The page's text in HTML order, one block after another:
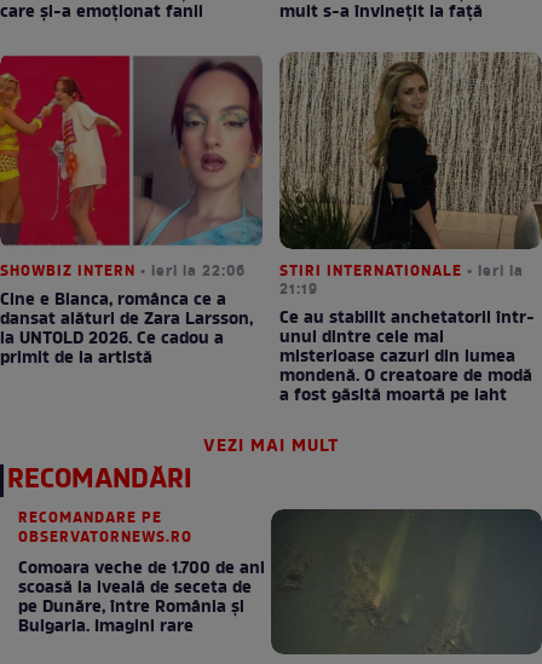
care și-a emoționat fanii mult s-a învinețit la față
SHOWBIZ INTERN • ieri la 22:06
Cine e Bianca, românca ce a
dansat alături de Zara Larsson,
la UNTOLD 2026. Ce cadou a
primit de la artistă
STIRI INTERNATIONALE • ieri la
21:19
Ce au stabilit anchetatorii într-
unul dintre cele mai
misterioase cazuri din lumea
mondenă. O creatoare de modă
a fost găsită moartă pe iaht
VEZI MAI MULT
RECOMANDĂRI
RECOMANDARE PE
OBSERVATORNEWS.RO
Comoara veche de 1.700 de ani
scoasă la iveală de seceta de
pe Dunăre, între România şi
Bulgaria. Imagini rare